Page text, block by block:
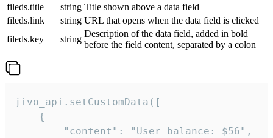
fileds.title
string Title shown above a data field
fileds.link
string URL that opens when the data field is clicked
fileds.key
string
Description of the data field, added in bold
before the field content, separated by a colon
jivo_api.setCustomData([
    {
        "content": "User balance: $56",